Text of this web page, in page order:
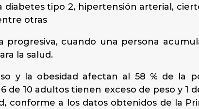
tipo 2, hipertensión arterial,
otras
progresiva, cuando una persona
la salud.
y la obesidad afectan al 58 % de la
de 10 adultos tienen exceso de peso y
conforme a los datos obtenidos de la